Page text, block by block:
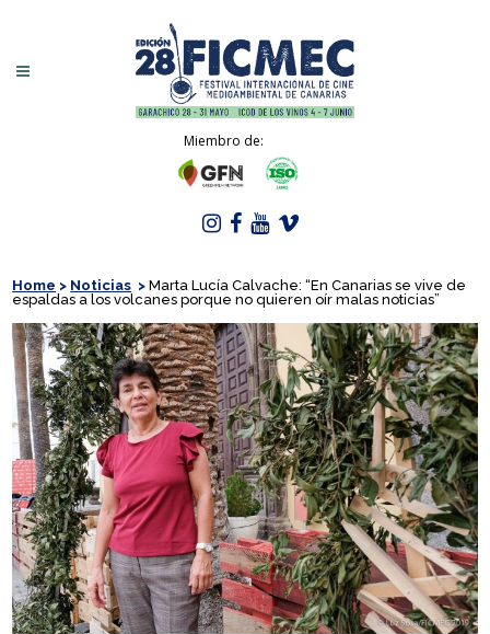
Miembro de:
Home > Noticias >Marta Lucía Calvache: “En Canarias se vive de
espaldas a los volcanes porque no quieren oír malas noticias”